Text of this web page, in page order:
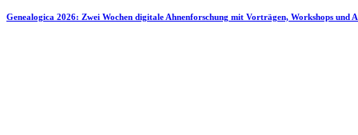
Genealogica 2026: Zwei Wochen digitale Ahnenforschung mit Vorträgen, Workshops und